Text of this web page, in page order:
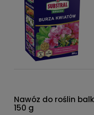
Nawóz do roślin
150 g